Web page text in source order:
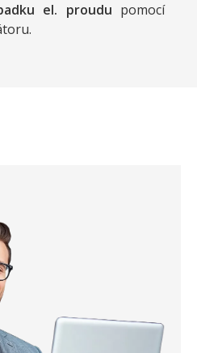
el. proudu pomocí